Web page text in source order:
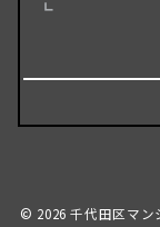
© 2026千代田区マン